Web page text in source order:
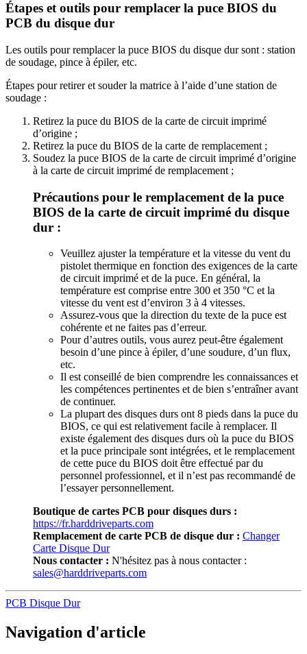
Étapes et outils pour remplacer la puce BIOS du
PCB du disque dur
Les outils pour remplacer la puce BIOS du disque dur sont : station
de soudage, pince à épiler, etc.
Étapes pour retirer et souder la matrice à l’aide d’une station de
soudage :
Retirez la puce du BIOS de la carte de circuit imprimé
d’origine ;
Retirez la puce du BIOS de la carte de remplacement ;
Soudez la puce BIOS de la carte de circuit imprimé d’origine
à la carte de circuit imprimé de remplacement ;
Précautions pour le remplacement de la puce
BIOS de la carte de circuit imprimé du disque
dur :
Veuillez ajuster la température et la vitesse du vent du
pistolet thermique en fonction des exigences de la carte
de circuit imprimé et de la puce. En général, la
température est comprise entre 300 et 350 °C et la
vitesse du vent est d’environ 3 à 4 vitesses.
Assurez-vous que la direction du texte de la puce est
cohérente et ne faites pas d’erreur.
Pour d’autres outils, vous aurez peut-être également
besoin d’une pince à épiler, d’une soudure, d’un flux,
etc.
Il est conseillé de bien comprendre les connaissances et
les compétences pertinentes et de bien s’entraîner avant
de continuer.
La plupart des disques durs ont 8 pieds dans la puce du
BIOS, ce qui est relativement facile à remplacer. Il
existe également des disques durs où la puce du BIOS
et la puce principale sont intégrées, et le remplacement
de cette puce du BIOS doit être effectué par du
personnel professionnel, et il n’est pas recommandé de
l’essayer personnellement.
Boutique de cartes PCB pour disques durs :
https://fr.harddriveparts.com
Remplacement de carte PCB de disque dur : Changer
Carte Disque Dur
Nous contacter : N'hésitez pas à nous contacter :
sales@harddriveparts.com
PCB Disque Dur
Navigation d'article